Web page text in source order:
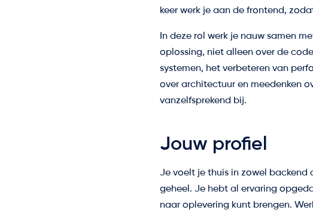
keer werk je aan de frontend,
In deze rol werk je nauw samen
oplossing, niet alleen over de
systemen, het verbeteren van
over architectuur en meedenken
vanzelfsprekend bij.
Jouw profiel
Je voelt je thuis in zowel
geheel. Je hebt al ervaring
naar oplevering kunt brengen.